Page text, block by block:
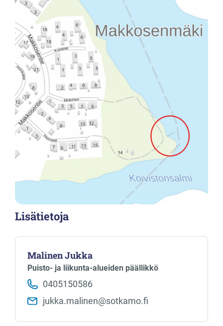
Lisätietoja
Malinen Jukka
Puisto- ja liikunta-alueiden päällikkö
0405150586
jukka.malinen​@sotkamo.fi